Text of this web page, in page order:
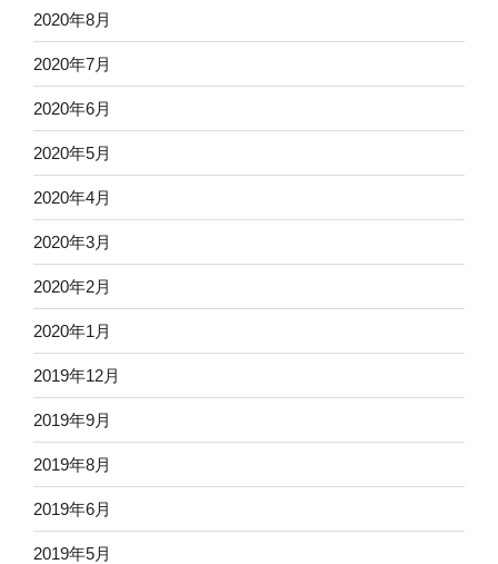
2020年8月
2020年7月
2020年6月
2020年5月
2020年4月
2020年3月
2020年2月
2020年1月
2019年12月
2019年9月
2019年8月
2019年6月
2019年5月